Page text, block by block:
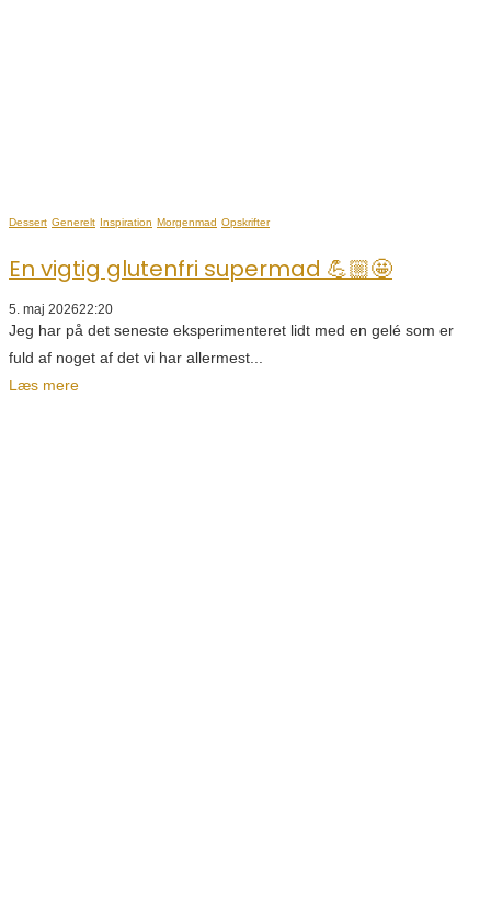
Dessert Generelt Inspiration Morgenmad Opskrifter
En vigtig glutenfri supermad 💪🏼🤩
5. maj 202622:20
Jeg har på det seneste eksperimenteret lidt med en gelé som er
fuld af noget af det vi har allermest...
Læs mere